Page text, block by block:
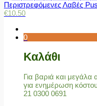
Περιστρεφόμενες Λαβές
€10.50
0
Καλάθι
Για βαριά και μεγάλα
για ενημέρωση
21 0300 0691